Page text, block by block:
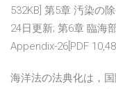
532KB] 第5章 汚染の
24日更新; 第6章 臨海
Appendix-26[PDF
海洋法の法典化は，